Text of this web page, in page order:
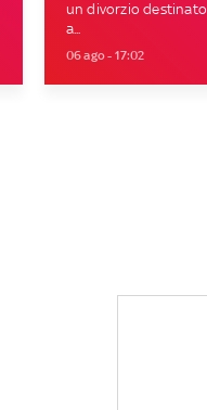
un divorzio destinato
a...
06 ago - 17:02